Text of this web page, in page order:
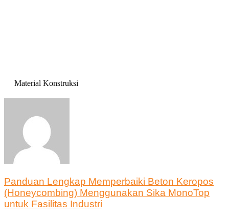
Material Konstruksi
Panduan Lengkap Memperbaiki Beton Keropos
(Honeycombing) Menggunakan Sika MonoTop
untuk Fasilitas Industri